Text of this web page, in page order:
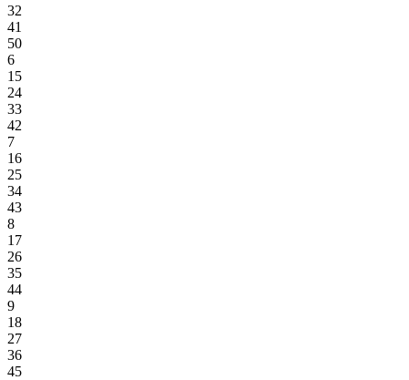
32
41
50
6
15
24
33
42
7
16
25
34
43
8
17
26
35
44
9
18
27
36
45